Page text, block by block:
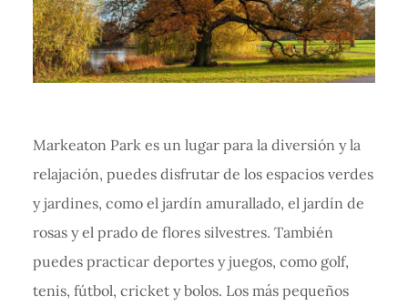
Markeaton Park es un lugar para la diversión y la
relajación, puedes disfrutar de los espacios verdes
y jardines, como el jardín amurallado, el jardín de
rosas y el prado de flores silvestres. También
puedes practicar deportes y juegos, como golf,
tenis, fútbol, cricket y bolos. Los más pequeños